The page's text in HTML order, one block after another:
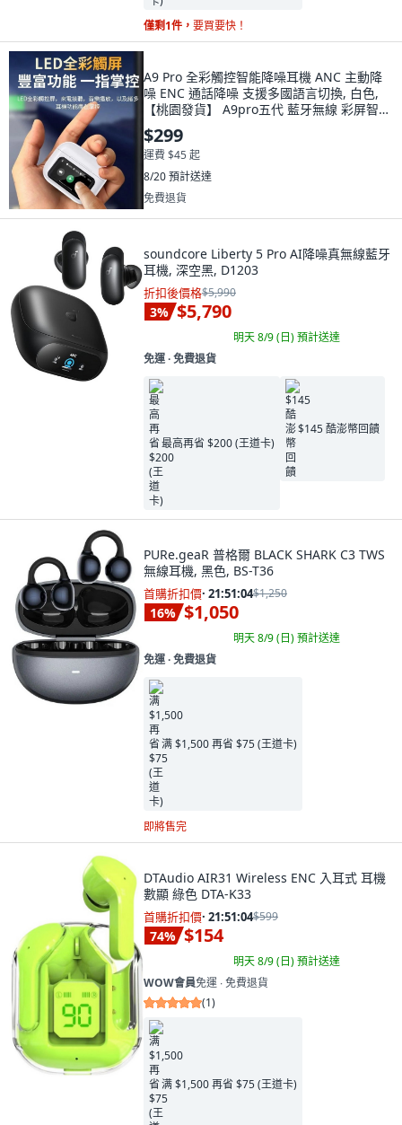
僅剩1件， 要買要快！
A9 Pro 全彩觸控智能降噪耳機 ANC 主動降
噪 ENC 通話降噪 支援多國語言切換, 白色,
【桃園發貨】 A9pro五代 藍牙無線 彩屏智能
入耳式主動降噪 跑步運動耳機 超長續航 適用
蘋果安卓
$299
運費 $45 起
8/20預計送達
免費退貨
soundcore Liberty 5 Pro AI降噪真無線藍牙
耳機, 深空黑, D1203
折扣後價格$5,990
3% $5,790
明天 8/9 (日)預計送達
免運 ∙ 免費退貨
最高再省 $200 (王道卡)
$145 酷澎幣回饋
PURe.geaR 普格爾 BLACK SHARK C3 TWS
無線耳機, 黑色, BS-T36
首購折扣價· 21:51:03$1,250
16% $1,050
明天 8/9 (日)預計送達
免運 ∙ 免費退貨
满 $1,500 再省 $75 (王道卡)
即將售完
DTAudio AIR31 Wireless ENC 入耳式 耳機
數顯 綠色 DTA-K33
首購折扣價· 21:51:03$599
74% $154
明天 8/9 (日)預計送達
WOW會員免運 ∙ 免費退貨
(1)
满 $1,500 再省 $75 (王道卡)